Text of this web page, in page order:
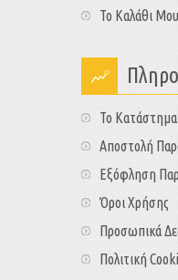
Το Καλάθι Μου
Το Κατάστημα
Αποστολή
Εξόφληση
Όροι Χρήσης
Προσωπικά
Πολιτική